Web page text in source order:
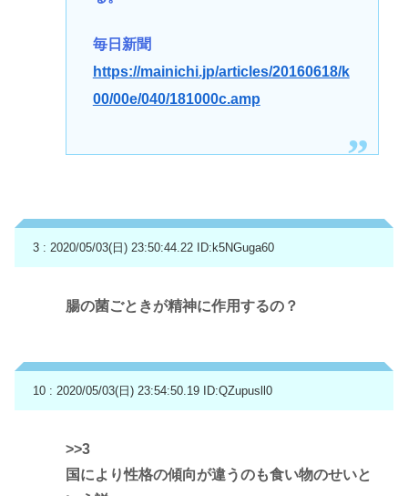
毎日新聞
https://mainichi.jp/articles/20160618/k
00/00e/040/181000c.amp
3 : 2020/05/03(日) 23:50:44.22 ID:k5NGuga60
腸の菌ごときが精神に作用するの？
10 : 2020/05/03(日) 23:54:50.19 ID:QZupusll0
>>3
国により性格の傾向が違うのも食い物のせいと